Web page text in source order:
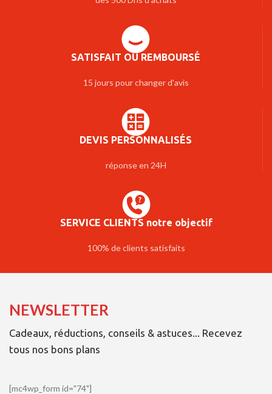
SATISFAIT OU REMBOURSÉ
15 jours pour changer d'avis
DEVIS PERSONNALISÉS
réponse en 24H
SERVICE CLIENTS notre objectif
100% de clients satisfaits
NEWSLETTER
Cadeaux, réductions, conseils & astuces... Recevez
tous nos bons plans
[mc4wp_form id="74"]